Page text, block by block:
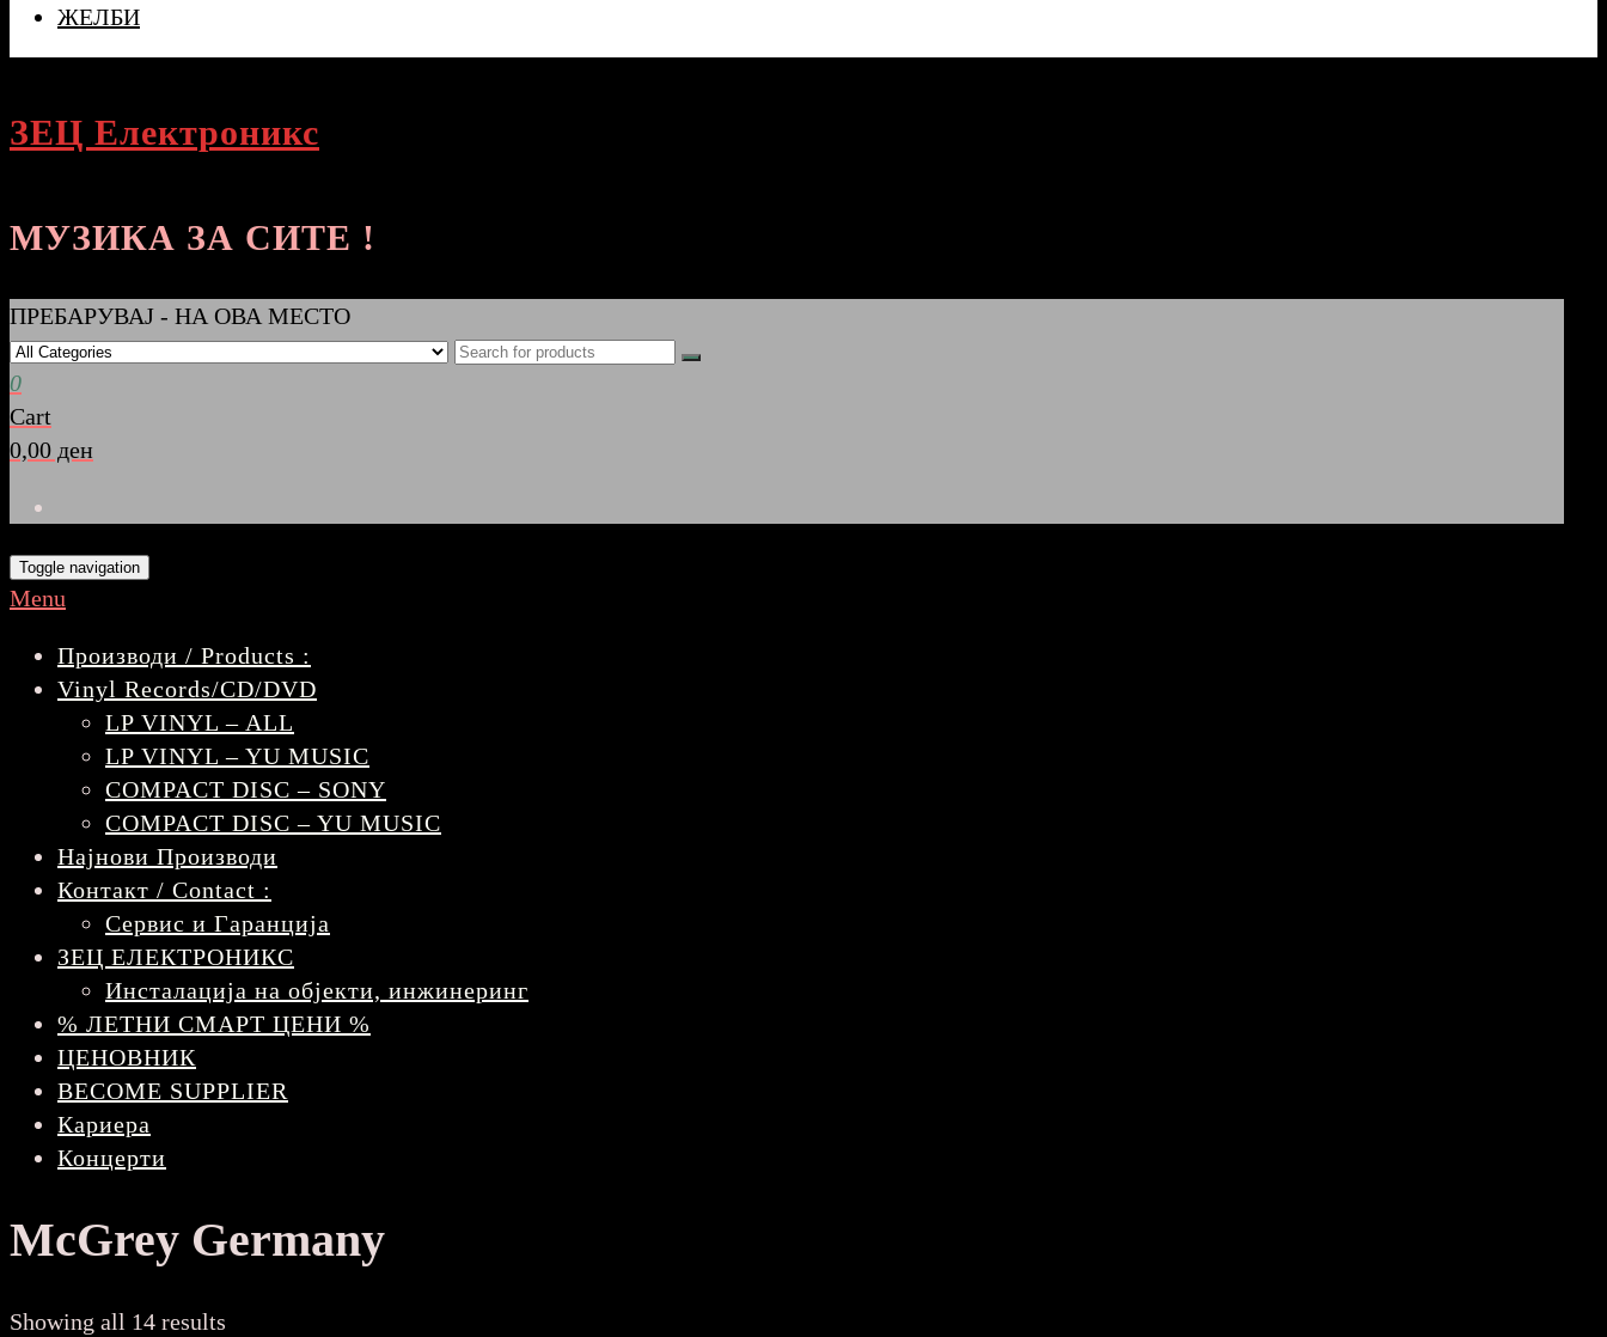
ЖЕЛБИ
ЗЕЦ Електроникс
МУЗИКА ЗА СИТЕ !
ПРЕБАРУВАЈ - НА ОВА МЕСТО
0
Cart
0,00 ден
Toggle navigation
Menu
Производи / Products :
Vinyl Records/CD/DVD
LP VINYL – ALL
LP VINYL – YU MUSIC
COMPACT DISC – SONY
COMPACT DISC – YU MUSIC
Најнови Производи
Контакт / Contact :
Сервис и Гаранција
ЗЕЦ ЕЛЕКТРОНИКС
Инсталација на објекти, инжинеринг
% ЛЕТНИ СМАРТ ЦЕНИ %
ЦЕНОВНИК
BECOME SUPPLIER
Кариера
Концерти
McGrey Germany
Showing all 14 results